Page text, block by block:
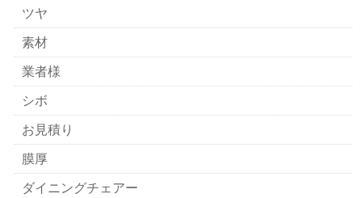
ツヤ
素材
業者様
シボ
お見積り
膜厚
ダイニングチェアー